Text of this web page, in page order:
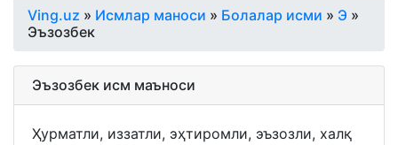
Ving.uz » Исмлар маноси » Болалар исми » Э »
Эъзозбек
Эъзозбек исм маъноси
Ҳурматли, иззатли, эҳтиромли, эъзозли, халқ